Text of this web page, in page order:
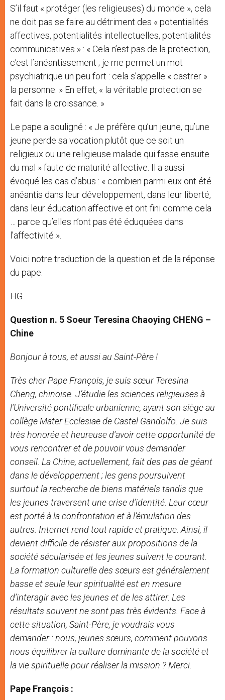
S’il faut « protéger (les religieuses) du monde », cela
ne doit pas se faire au détriment des « potentialités
affectives, potentialités intellectuelles, potentialités
communicatives » : « Cela n’est pas de la protection,
c’est l’anéantissement ; je me permet un mot
psychiatrique un peu fort : cela s’appelle « castrer »
la personne. » En effet, « la véritable protection se
fait dans la croissance. »
Le pape a souligné : « Je préfère qu’un jeune, qu’une
jeune perde sa vocation plutôt que ce soit un
religieux ou une religieuse malade qui fasse ensuite
du mal » faute de maturité affective. Il a aussi
évoqué les cas d’abus : « combien parmi eux ont été
anéantis dans leur développement, dans leur liberté,
dans leur éducation affective et ont fini comme cela
… parce qu’elles n’ont pas été éduquées dans
l’affectivité ».
Voici notre traduction de la question et de la réponse
du pape.
HG
Question n. 5 Soeur Teresina Chaoying CHENG –
Chine
Bonjour à tous, et aussi au Saint-Père !
Très cher Pape François, je suis sœur Teresina
Cheng, chinoise. J’étudie les sciences religieuses à
l’Université pontificale urbanienne, ayant son siège au
collège Mater Ecclesiae de Castel Gandolfo. Je suis
très honorée et heureuse d’avoir cette opportunité de
vous rencontrer et de pouvoir vous demander
conseil. La Chine, actuellement, fait des pas de géant
dans le développement ; les gens poursuivent
surtout la recherche de biens matériels tandis que
les jeunes traversent une crise d’identité. Leur cœur
est porté à la confrontation et à l’émulation des
autres. Internet rend tout rapide et pratique. Ainsi, il
devient difficile de résister aux propositions de la
société sécularisée et les jeunes suivent le courant.
La formation culturelle des sœurs est généralement
basse et seule leur spiritualité est en mesure
d’interagir avec les jeunes et de les attirer. Les
résultats souvent ne sont pas très évidents. Face à
cette situation, Saint-Père, je voudrais vous
demander : nous, jeunes sœurs, comment pouvons
nous équilibrer la culture dominante de la société et
la vie spirituelle pour réaliser la mission ? Merci.
Pape François :